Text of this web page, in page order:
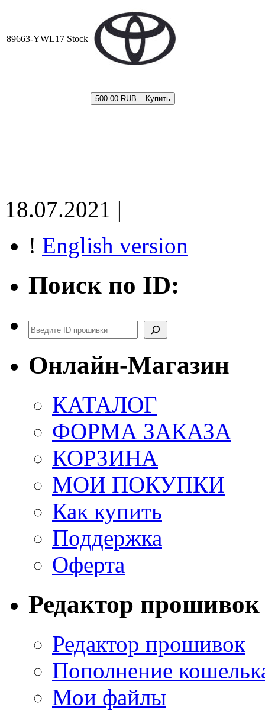
89663-YWL17 Stock
500.00 RUB – Купить
18.07.2021 |
! English version
Поиск по ID:
Поиск
Онлайн-Магазин
КАТАЛОГ
ФОРМА ЗАКАЗА
КОРЗИНА
МОИ ПОКУПКИ
Как купить
Поддержка
Оферта
Редактор прошивок
Редактор прошивок
Пополнение
Мои файлы